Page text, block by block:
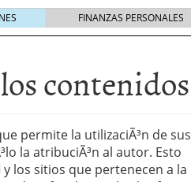
FINANZAS PERSONALES
contenidos
permite la utilizaciÃ³n de sus
la atribuciÃ³n al autor. Esto
y los sitios que pertenecen a la